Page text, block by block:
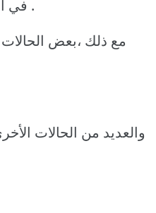
في النهاية ،يدركنا الإرهاق جميعا .
مع ذلك ،بعض
والعديد من الحالات